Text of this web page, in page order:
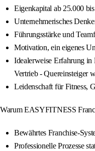
Eigenkapital ab 25.000
Unternehmerisches
Führungsstärke und
Motivation, ein eigenes
Idealerweise Erfahrung in
Vertrieb - Quereinsteiger
Leidenschaft für Fitness,
Warum EASYFITNESS
Bewährtes Franchise-
Professionelle Prozesse